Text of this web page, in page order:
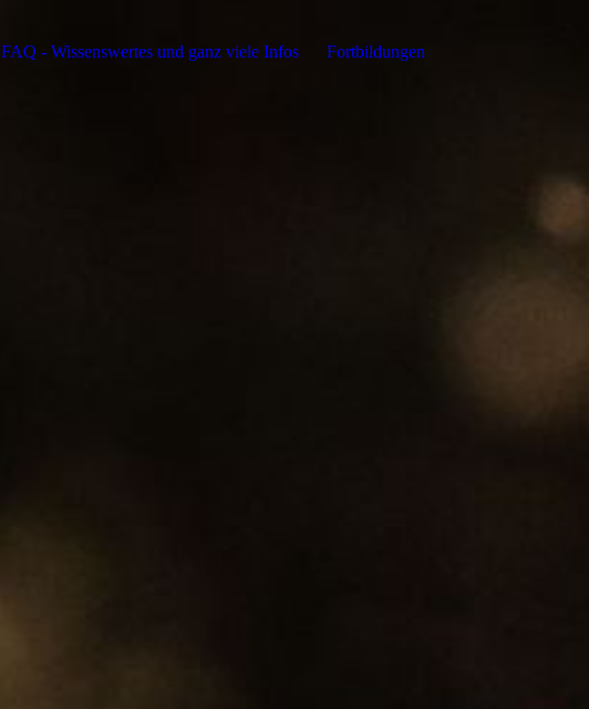
FAQ - Wissenswertes und ganz viele Infos Fortbildungen